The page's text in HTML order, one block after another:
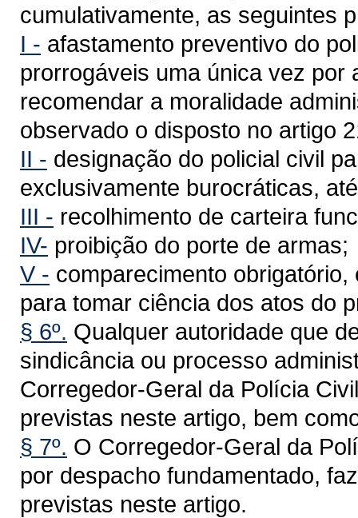
cumulativamente, as seguintes
I - afastamento preventivo do
prorrogáveis uma única vez por
recomendar a moralidade
observado o disposto no artigo
II - designação do policial civil
exclusivamente burocráticas,
III - recolhimento de carteira
IV- proibição do porte de armas;
V - comparecimento
para tomar ciência dos atos do
§ 6º. Qualquer autoridade que
sindicância ou processo
Corregedor-Geral da Polícia
previstas neste artigo, bem
§ 7º. O Corregedor-Geral da
por despacho fundamentado,
previstas neste artigo.